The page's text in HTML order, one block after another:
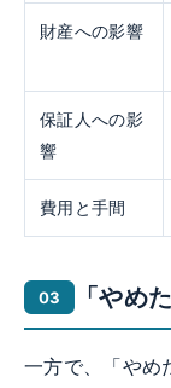
財産への影響
保証人への影
響
費用と手間
「やめ
一方で、「やめ